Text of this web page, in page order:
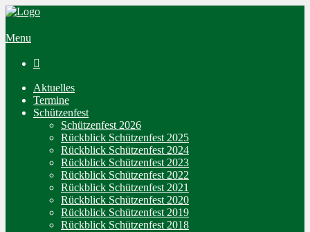
Menu

Aktuelles
Termine
Schützenfest
Schützenfest 2026
Rückblick Schützenfest 2025
Rückblick Schützenfest 2024
Rückblick Schützenfest 2023
Rückblick Schützenfest 2022
Rückblick Schützenfest 2021
Rückblick Schützenfest 2020
Rückblick Schützenfest 2019
Rückblick Schützenfest 2018